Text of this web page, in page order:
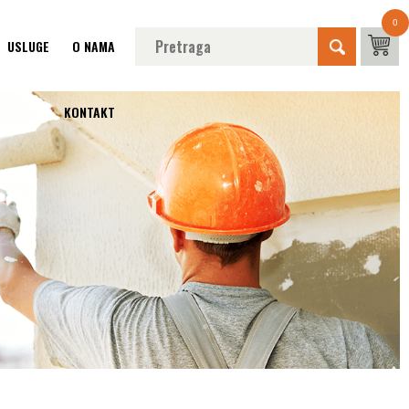
USLUGE O NAMA
KONTAKT
0